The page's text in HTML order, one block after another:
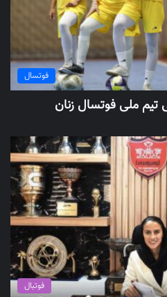
فوتسال
تیم ملی فوتسال زنان
فوتبال